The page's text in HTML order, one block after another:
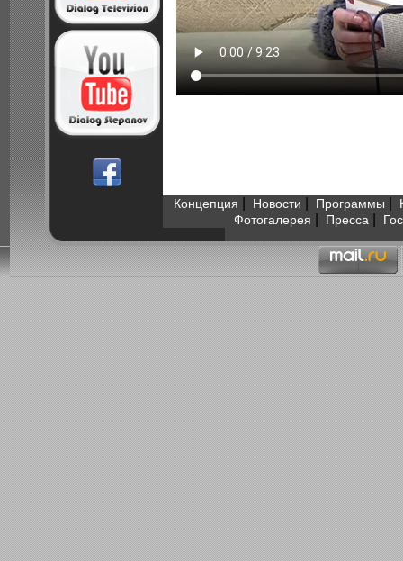
Концепция Новости Программы
Фотогалерея
Пресса